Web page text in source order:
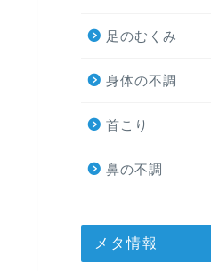
足のむくみ
身体の不調
首こり
鼻の不調
メタ情報